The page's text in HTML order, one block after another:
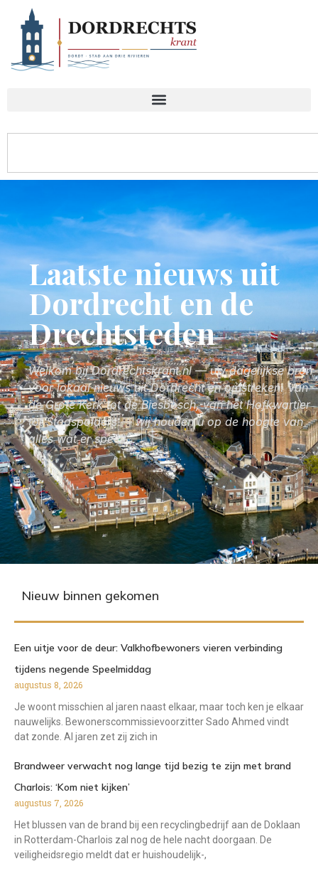
Laatste nieuws uit
Dordrecht en de
Drechtsteden
Welkom bij Dordrechtskrant.nl — uw dagelijkse bron
voor lokaal nieuws uit Dordrecht en omstreken. Van
de Grote Kerk tot de Biesbosch, van het Hofkwartier
tot Stadspolders — wij houden u op de hoogte van
alles wat er speelt.
Nieuw binnen gekomen
Een uitje voor de deur: Valkhofbewoners vieren verbinding
tijdens negende Speelmiddag
augustus 8, 2026
Je woont misschien al jaren naast elkaar, maar toch ken je elkaar
nauwelijks. Bewonerscommissievoorzitter Sado Ahmed vindt
dat zonde. Al jaren zet zij zich in
Brandweer verwacht nog lange tijd bezig te zijn met brand
Charlois: ‘Kom niet kijken’
augustus 7, 2026
Het blussen van de brand bij een recyclingbedrijf aan de Doklaan
in Rotterdam-Charlois zal nog de hele nacht doorgaan. De
veiligheidsregio meldt dat er huishoudelijk-,